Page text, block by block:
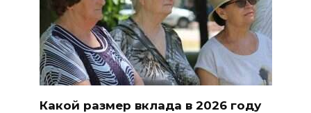
Какой размер вклада в 2026 году